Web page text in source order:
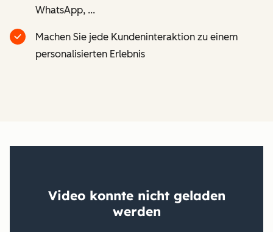
WhatsApp, ...
Machen Sie jede Kundeninteraktion zu einem
personalisierten Erlebnis